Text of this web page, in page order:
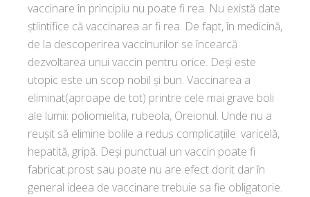
vaccinare în principiu nu poate fi rea. Nu există date
știintifice că vaccinarea ar fi rea. De fapt, în medicină,
de la descoperirea vaccinurilor se încearcă
dezvoltarea unui vaccin pentru orice. Deși este
utopic este un scop nobil și bun. Vaccinarea a
eliminat(aproape de tot) printre cele mai grave boli
ale lumii: poliomielita, rubeola, Oreionul. Unde nu a
reușit să elimine bolile a redus complicațiile: varicelă,
hepatită, gripă. Deși punctual un vaccin poate fi
fabricat prost sau poate nu are efect dorit dar în
general ideea de vaccinare trebuie sa fie obligatorie.